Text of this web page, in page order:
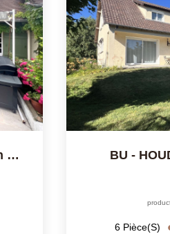
CHERISY 5 Min - Charmante Maison De Caractère Avec Terrasse,
BU -
6 Pièce(s)